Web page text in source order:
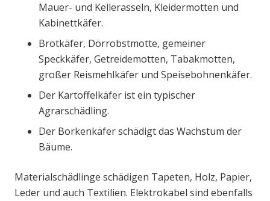
Mauer- und Kellerasseln, Kleidermotten und
Kabinettkäfer.
Brotkäfer, Dörrobstmotte, gemeiner
Speckkäfer, Getreidemotten, Tabakmotten,
großer Reismehlkäfer und Speisebohnenkäfer.
Der Kartoffelkäfer ist ein typischer
Agrarschädling.
Der Borkenkäfer schädigt das Wachstum der
Bäume.
Materialschädlinge schädigen Tapeten, Holz, Papier,
Leder und auch Textilien. Elektrokabel sind ebenfalls